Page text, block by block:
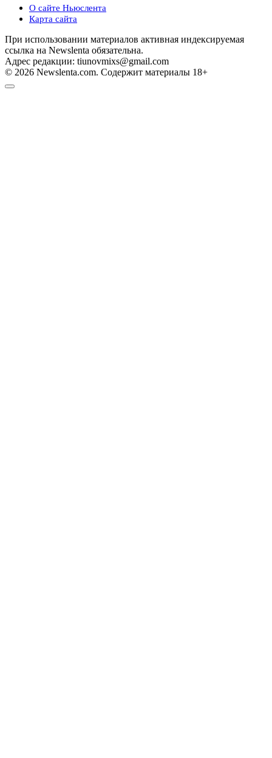
О сайте Ньюслента
Карта сайта
При использовании материалов активная индексируемая
ссылка на Newslenta обязательна.
Адрес редакции: tiunovmixs@gmail.com
© 2026 Newslenta.com. Содержит материалы 18+